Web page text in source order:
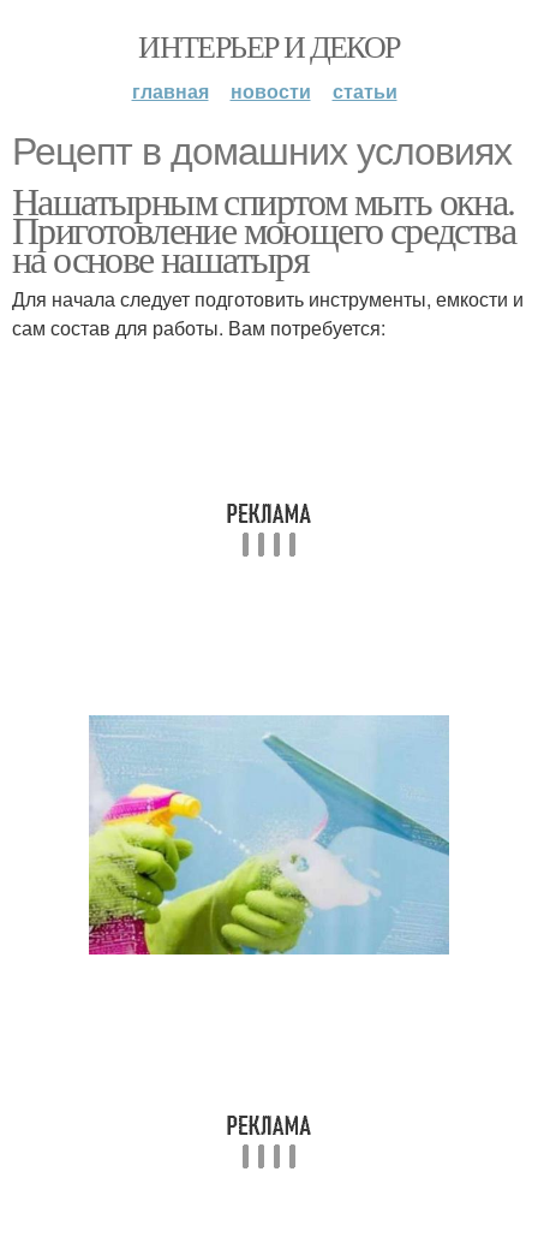
ИНТЕРЬЕР И ДЕКОР
главная новости статьи
Рецепт в домашних условиях
Нашатырным спиртом мыть окна.
Приготовление моющего средства
на основе нашатыря
Для начала следует подготовить инструменты, емкости и
сам состав для работы. Вам потребуется: